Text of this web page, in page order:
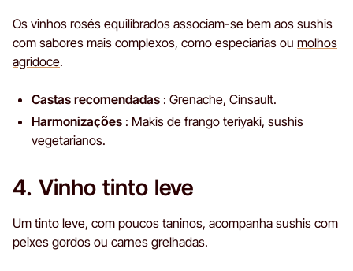
Os vinhos rosés equilibrados associam-se bem aos sushis
com sabores mais complexos, como especiarias ou molhos
agridoce.
Castas recomendadas : Grenache, Cinsault.
Harmonizações : Makis de frango teriyaki, sushis
vegetarianos.
4. Vinho tinto leve
Um tinto leve, com poucos taninos, acompanha sushis com
peixes gordos ou carnes grelhadas.